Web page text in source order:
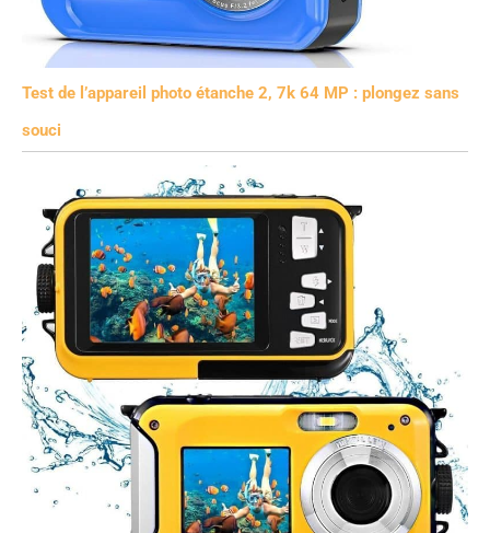
Test de l’appareil photo étanche 2, 7k 64 MP : plongez sans
souci